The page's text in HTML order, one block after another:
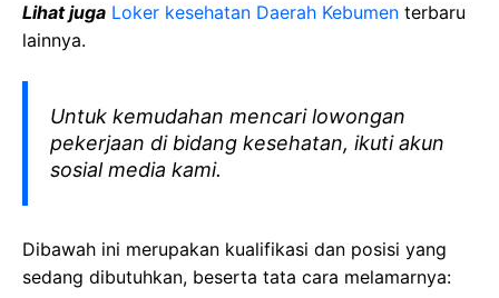
Lihat juga Loker kesehatan Daerah Kebumen terbaru
lainnya.
Untuk kemudahan mencari lowongan
pekerjaan di bidang kesehatan, ikuti akun
sosial media kami.
Dibawah ini merupakan kualifikasi dan posisi yang
sedang dibutuhkan, beserta tata cara melamarnya: